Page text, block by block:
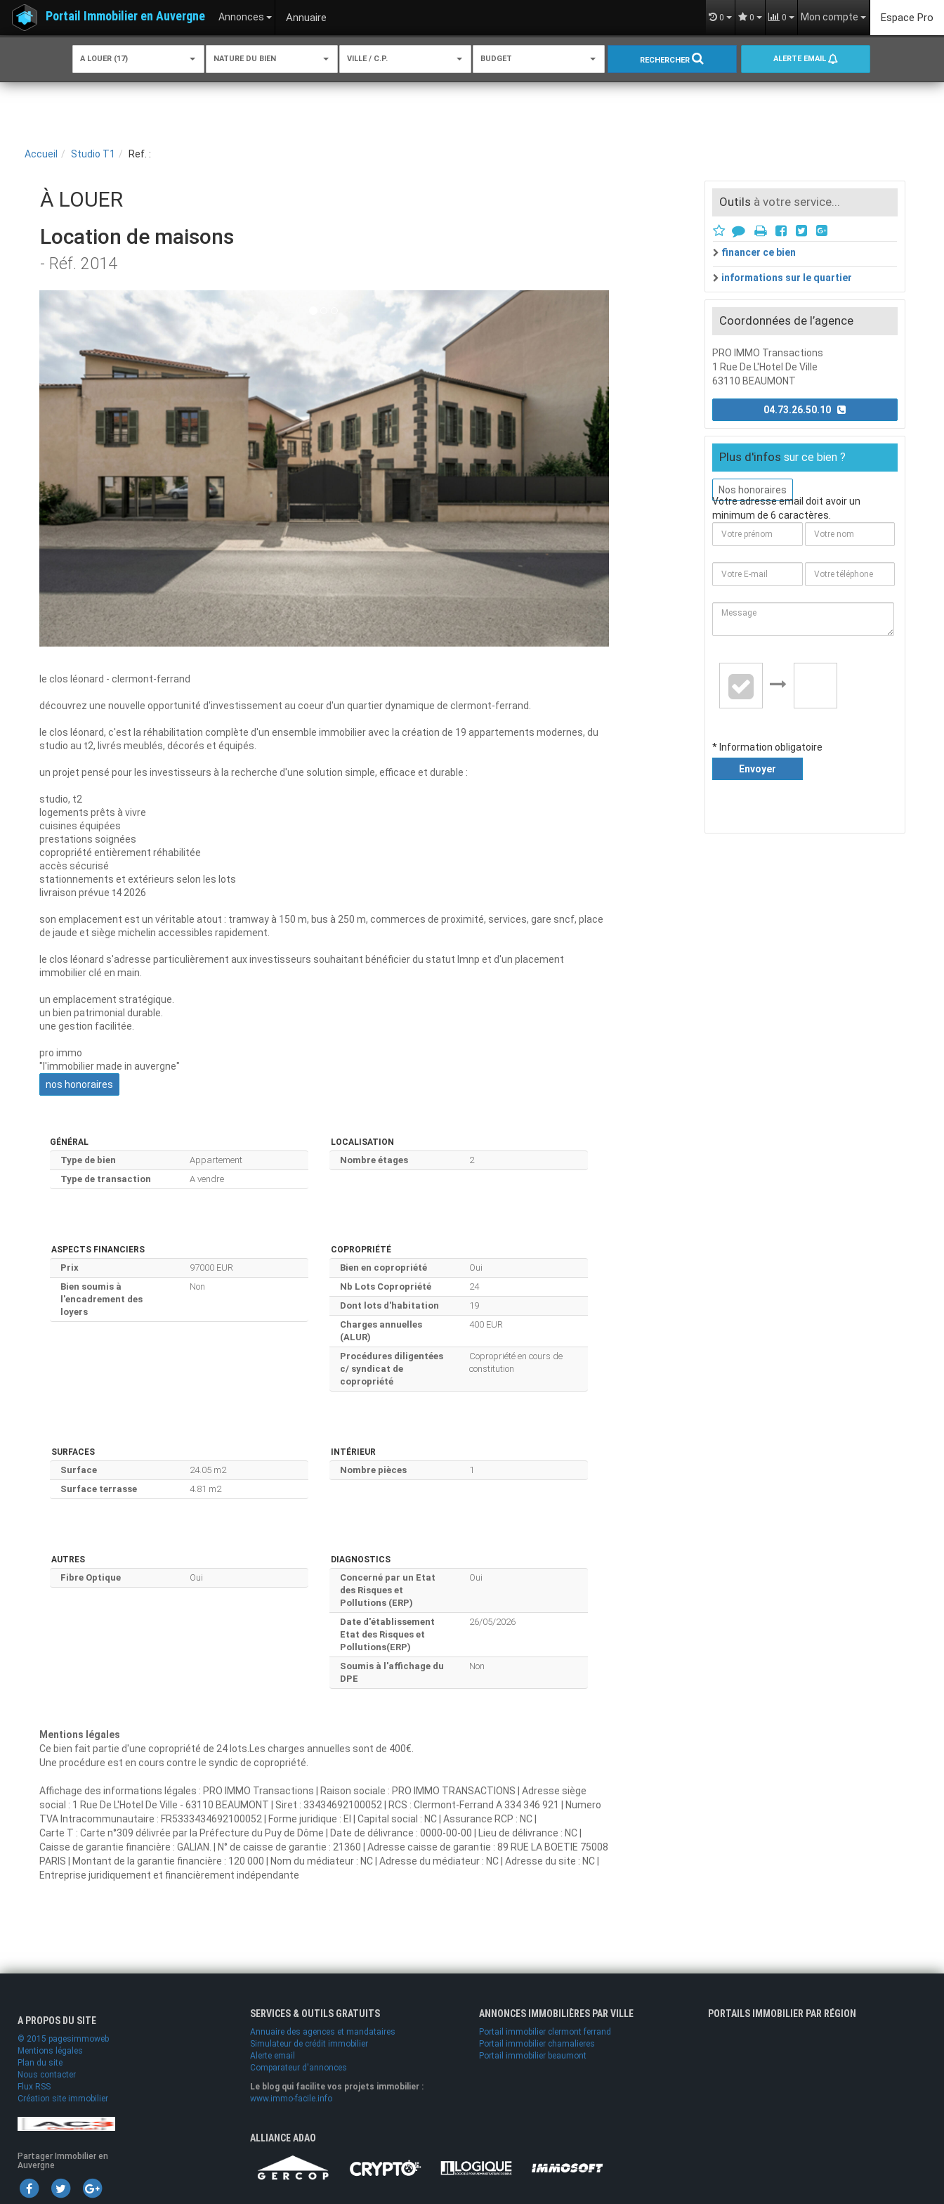
Portail Immobilier en Auvergne Annonces Annuaire 0 0 0 Mon compte Espace Pro
A LOUER (17) NATURE DU BIEN VILLE / C.P. BUDGET RECHERCHER ALERTE EMAIL
Accueil Studio T1 Ref. :
À LOUER
Location de maisons
- Réf. 2014
le clos léonard - clermont-ferrand
découvrez une nouvelle opportunité d'investissement au coeur d'un quartier dynamique de clermont-ferrand.
le clos léonard, c'est la réhabilitation complète d'un ensemble immobilier avec la création de 19 appartements modernes, du
studio au t2, livrés meublés, décorés et équipés.
un projet pensé pour les investisseurs à la recherche d'une solution simple, efficace et durable :
studio, t2
logements prêts à vivre
cuisines équipées
prestations soignées
copropriété entièrement réhabilitée
accès sécurisé
stationnements et extérieurs selon les lots
livraison prévue t4 2026
son emplacement est un véritable atout : tramway à 150 m, bus à 250 m, commerces de proximité, services, gare sncf, place
de jaude et siège michelin accessibles rapidement.
le clos léonard s'adresse particulièrement aux investisseurs souhaitant bénéficier du statut lmnp et d'un placement
immobilier clé en main.
un emplacement stratégique.
un bien patrimonial durable.
une gestion facilitée.
pro immo
"l'immobilier made in auvergne"
nos honoraires
GÉNÉRAL
Type de bien
Appartement
Type de transaction
A vendre
LOCALISATION
Nombre étages 2
ASPECTS FINANCIERS
Prix
97000 EUR
Bien soumis à
l'encadrement des
loyers
Non
COPROPRIÉTÉ
Bien en copropriété
Oui
Nb Lots Copropriété
24
Dont lots d'habitation
19
Charges annuelles
(ALUR)
400 EUR
Procédures diligentées
c/ syndicat de
copropriété
Copropriété en cours de
constitution
SURFACES
Surface
24.05 m2
Surface terrasse
4.81 m2
INTÉRIEUR
Nombre pièces 1
AUTRES
Fibre Optique Oui
DIAGNOSTICS
Concerné par un Etat
des Risques et
Pollutions (ERP)
Oui
Date d'établissement
Etat des Risques et
Pollutions(ERP)
26/05/2026
Soumis à l'affichage du
DPE
Non
Mentions légales
Ce bien fait partie d'une copropriété de 24 lots.Les charges annuelles sont de 400€.
Une procédure est en cours contre le syndic de copropriété.
Affichage des informations légales : PRO IMMO Transactions | Raison sociale : PRO IMMO TRANSACTIONS | Adresse siège
social : 1 Rue De L'Hotel De Ville - 63110 BEAUMONT | Siret : 33434692100052 | RCS : Clermont-Ferrand A 334 346 921 | Numero
TVA Intracommunautaire : FR5333434692100052 | Forme juridique : EI | Capital social : NC | Assurance RCP : NC |
Carte T : Carte n°309 délivrée par la Préfecture du Puy de Dôme | Date de délivrance : 0000-00-00 | Lieu de délivrance : NC |
Caisse de garantie financière : GALIAN. | N° de caisse de garantie : 21360 | Adresse caisse de garantie : 89 RUE LA BOETIE 75008
PARIS | Montant de la garantie financière : 120 000 | Nom du médiateur : NC | Adresse du médiateur : NC | Adresse du site : NC |
Entreprise juridiquement et financièrement indépendante
Outils à votre service...
financer ce bien
informations sur le quartier
Coordonnées de l’agence
PRO IMMO Transactions
1 Rue De L'Hotel De Ville
63110 BEAUMONT
04.73.26.50.10
Plus d'infos sur ce bien ?
Nos honoraires
Votre adresse email doit avoir un
minimum de 6 caractères.
* Information obligatoire
Envoyer
A PROPOS DU SITE
© 2015 pagesimmoweb
Mentions légales
Plan du site
Nous contacter
Flux RSS
Création site immobilier
Partager Immobilier en
Auvergne
SERVICES & OUTILS GRATUITS
Annuaire des agences et mandataires
Simulateur de crédit immobilier
Alerte email
Comparateur d'annonces
Le blog qui facilite vos projets immobilier :
www.immo-facile.info
ANNONCES IMMOBILIÈRES PAR VILLE
Portail immobilier clermont ferrand
Portail immobilier chamalieres
Portail immobilier beaumont
ALLIANCE ADAO
PORTAILS IMMOBILIER PAR RÉGION